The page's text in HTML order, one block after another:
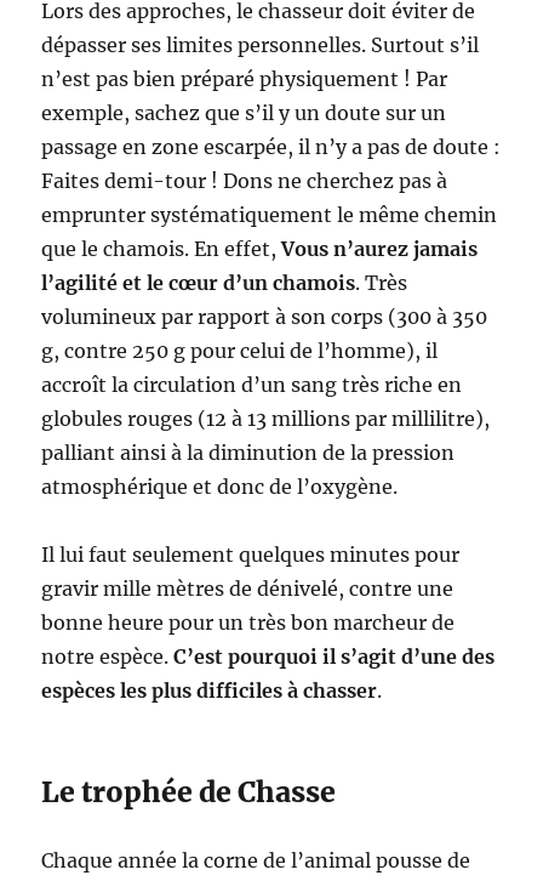
Lors des approches, le chasseur doit éviter de
dépasser ses limites personnelles. Surtout s’il
n’est pas bien préparé physiquement ! Par
exemple, sachez que s’il y un doute sur un
passage en zone escarpée, il n’y a pas de doute :
Faites demi-tour ! Dons ne cherchez pas à
emprunter systématiquement le même chemin
que le chamois. En effet,Vous n’aurez jamais
l’agilité et le cœur d’un chamois. Très
volumineux par rapport à son corps (300 à 350
g, contre 250 g pour celui de l’homme), il
accroît la circulation d’un sang très riche en
globules rouges (12 à 13 millions par millilitre),
palliant ainsi à la diminution de la pression
atmosphérique et donc de l’oxygène.
Il lui faut seulement quelques minutes pour
gravir mille mètres de dénivelé, contre une
bonne heure pour un très bon marcheur de
notre espèce.C’est pourquoi il s’agit d’une des
espèces les plus difficiles à chasser.
Le trophée de Chasse
Chaque année la corne de l’animal pousse de